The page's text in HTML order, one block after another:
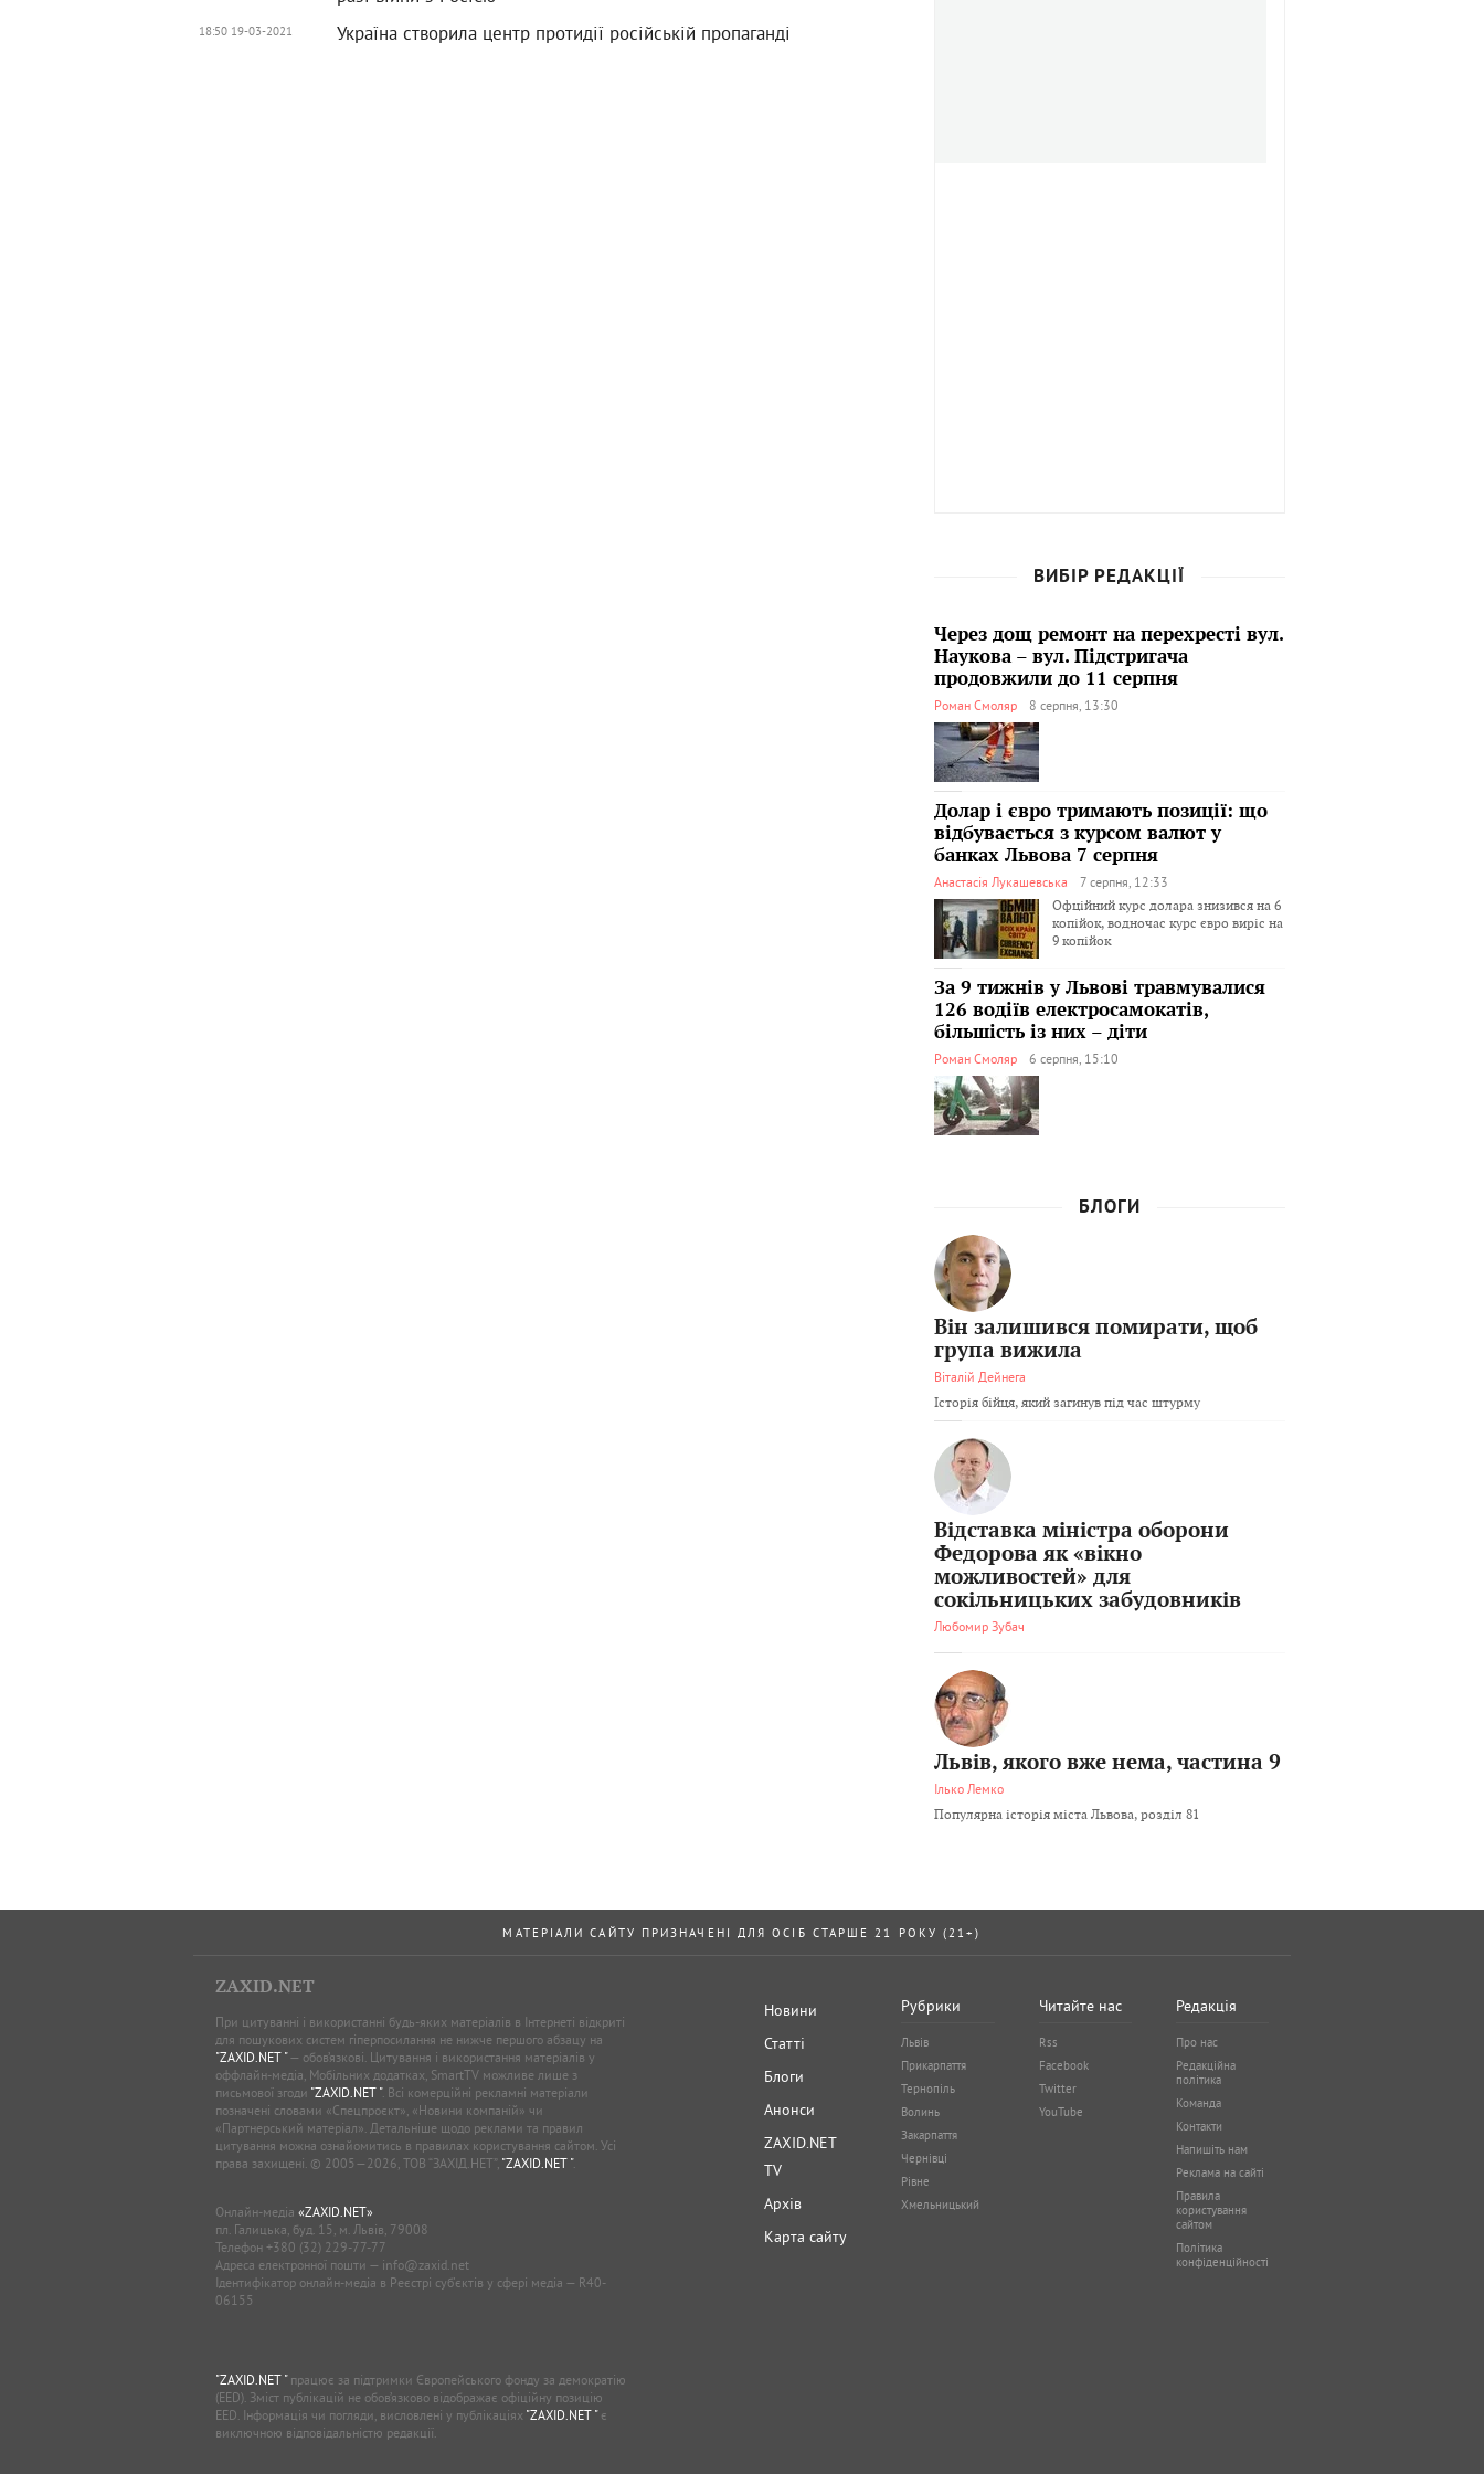
18:50 19-03-2021 Україна створила центр протидії російській пропаганді
ВИБІР РЕДАКЦІЇ
Через дощ ремонт на перехресті вул.
Наукова – вул. Підстригача
продовжили до 11 серпня
Роман Смоляр 8 серпня, 13:30
Долар і євро тримають позиції: що
відбувається з курсом валют у
банках Львова 7 серпня
Анастасія Лукашевська
7 серпня, 12:33
Офційний курс долара знизився на 6
копійок, водночас курс євро виріс на
9 копійок
За 9 тижнів у Львові травмувалися
126 водіїв електросамокатів,
більшість із них – діти
Роман Смоляр 6 серпня, 15:10
БЛОГИ
Він залишився помирати, щоб
група вижила
Віталій Дейнега
Історія бійця, який загинув під час штурму
Відставка міністра оборони
Федорова як «вікно
можливостей» для
сокільницьких забудовників
Любомир Зубач
Львів, якого вже нема, частина 9
Ілько Лемко
Популярна історія міста Львова, розділ 81
МАТЕРІАЛИ САЙТУ ПРИЗНАЧЕНІ ДЛЯ ОСІБ СТАРШЕ 21 РОКУ (21+)
ZAXID.NET
При цитуванні і використанні будь-яких матеріалів в Інтернеті відкриті
для пошукових систем гіперпосилання не нижче першого абзацу на
"ZAXID.NET "— обов’язкові. Цитування і використання матеріалів у
оффлайн-медіа, Мобільних додатках, SmartTV можливе лише з
письмової згоди "ZAXID.NET ". Всі комерційні рекламні матеріали
позначені словами «Спецпроєкт», «Новини компаній» чи
«Партнерський матеріал». Детальніше щодо реклами та правил
цитування можна ознайомитись в правилах користування сайтом. Усі
права захищені. © 2005—2026, ТОВ “ЗАХІД.НЕТ”, "ZAXID.NET ".
Онлайн-медіа «ZAXID.NET»
пл. Галицька, буд. 15, м. Львів, 79008
Телефон +380 (32) 229-77-77
Адреса електронної пошти — info@zaxid.net
Ідентифікатор онлайн-медіа в Реєстрі суб'єктів у сфері медіа — R40-
06155
"ZAXID.NET "працює за підтримки Європейського фонду за демократію
(EED). Зміст публікацій не обов’язково відображає офіційну позицію
EED. Інформація чи погляди, висловлені у публікаціях "ZAXID.NET "є
виключною відповідальністю редакції.
Новини
Статті
Блоги
Анонси
ZAXID.NET
TV
Архів
Карта сайту
Рубрики
Львів
Прикарпаття
Тернопіль
Волинь
Закарпаття
Чернівці
Рівне
Хмельницький
Читайте нас
Rss
Facebook
Twitter
YouTube
Редакція
Про нас
Редакційна
політика
Команда
Контакти
Напишіть нам
Реклама на сайті
Правила
користування
сайтом
Політика
конфіденційності